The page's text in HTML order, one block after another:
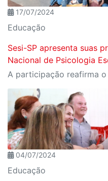
17/07/2024
Educação
Sesi-SP apresenta suas
Nacional de Psicologia
04/07/2024
Educação